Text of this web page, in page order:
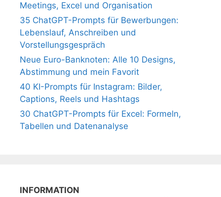
Meetings, Excel und Organisation
35 ChatGPT-Prompts für Bewerbungen:
Lebenslauf, Anschreiben und
Vorstellungsgespräch
Neue Euro-Banknoten: Alle 10 Designs,
Abstimmung und mein Favorit
40 KI-Prompts für Instagram: Bilder,
Captions, Reels und Hashtags
30 ChatGPT-Prompts für Excel: Formeln,
Tabellen und Datenanalyse
INFORMATION